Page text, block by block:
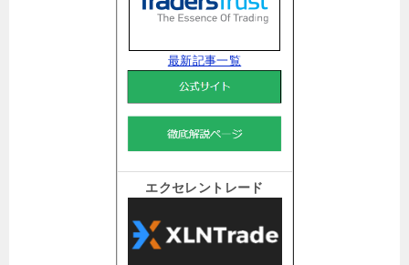
最新記事一覧
エクセレントレード